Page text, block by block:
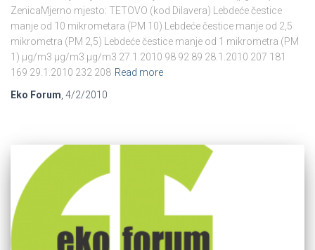
ZenicaMjerno mjesto: TETOVO (kod Dilavera) Lebdeće čestice
manje od 10 mikrometara (PM 10) Lebdeće čestice manje od 2,5
mikrometra (PM 2,5) Lebdeće čestice manje od 1 mikrometra (PM
1) µg/m3 µg/m3 µg/m3 27.1.2010 98 92 89 28.1.2010 207 181
169 29.1.2010 232 208 Read more
Eko Forum 4/2/2010